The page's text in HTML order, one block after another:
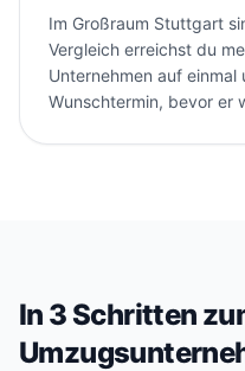
Im Großraum Stuttgart
Vergleich erreichst du
Unternehmen auf
Wunschtermin, bevor er
In 3 Schritten